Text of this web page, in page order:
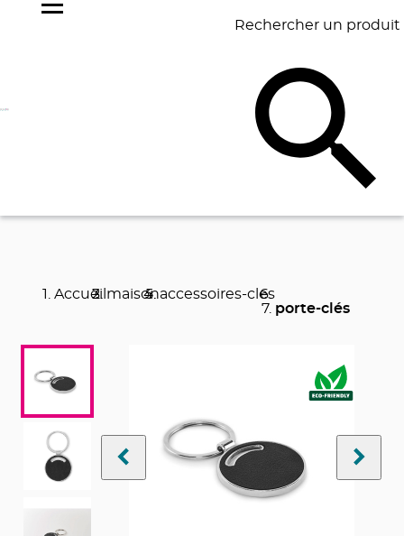
Rechercher un produit
BAGAGERIE BUREAU
Accueil maisonaccessoires-cles
porte-clés